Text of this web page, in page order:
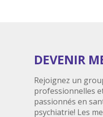
DEVENIR
Rejoignez un
professionnelles
passionnés en
psychiatrie! Les